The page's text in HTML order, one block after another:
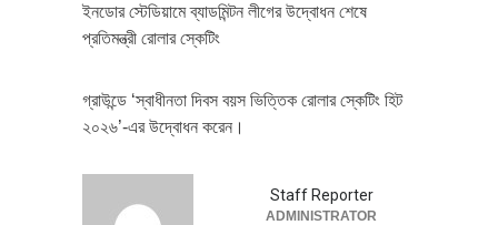
ইনডোর স্টেডিয়ামে ব্যাডমিন্টন লীগের উদ্বোধন শেষে
প্রতিমন্ত্রী রোলার স্কেটিং
গ্রাউন্ডে ‘স্বাধীনতা দিবস বয়স ভিত্তিক রোলার স্কেটিং হিট
২০২৬’-এর উদ্বোধন করেন।
Staff Reporter
ADMINISTRATOR